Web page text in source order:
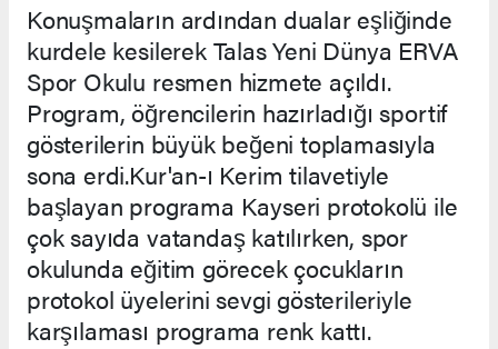
Konuşmaların ardından dualar eşliğinde
kurdele kesilerek Talas Yeni Dünya ERVA
Spor Okulu resmen hizmete açıldı.
Program, öğrencilerin hazırladığı sportif
gösterilerin büyük beğeni toplamasıyla
sona erdi.Kur'an-ı Kerim tilavetiyle
başlayan programa Kayseri protokolü ile
çok sayıda vatandaş katılırken, spor
okulunda eğitim görecek çocukların
protokol üyelerini sevgi gösterileriyle
karşılaması programa renk kattı.